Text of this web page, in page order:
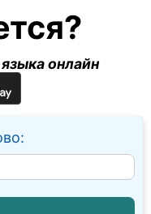
онлайн